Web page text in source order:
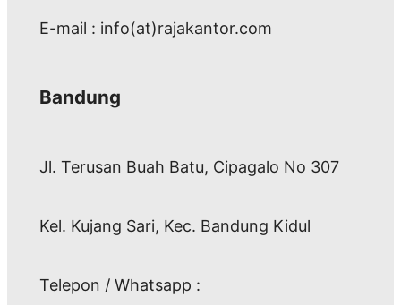
E-mail : info(at)rajakantor.com
Bandung
Jl. Terusan Buah Batu, Cipagalo No 307
Kel. Kujang Sari, Kec. Bandung Kidul
Telepon / Whatsapp :